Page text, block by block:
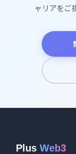
ャリアをご
Plus Web3